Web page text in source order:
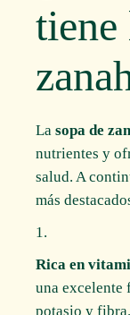
tiene
Lasopa de
nutrientes y
salud. A
más
Rica en
una excelente
potasio y fibra.